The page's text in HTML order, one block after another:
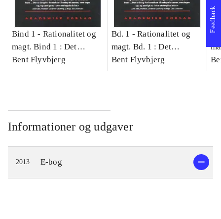
Bind 1 - Rationalitet og
magt. Bind 1 : Det
konkretes videnskab
Bent Flyvbjerg
Bd. 1 -Rationalitet og
magt. Bd. 1 : Det
konkretes videnskab
Bent Flyvbjerg
Informationer og udgaver
2013 E-bog
Feedback